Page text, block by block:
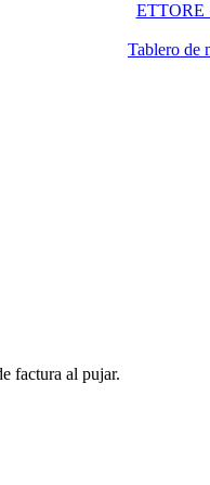
ETTORE
Tablero de
factura al pujar.